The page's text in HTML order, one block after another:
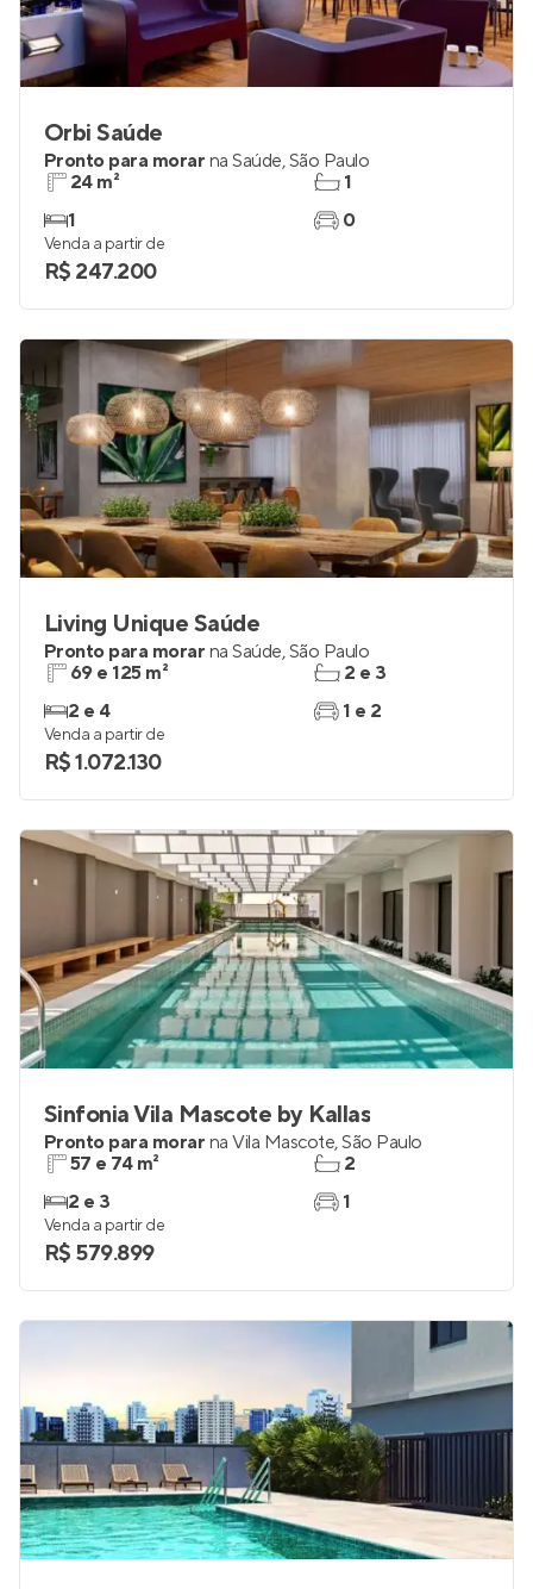
Orbi Saúde
Pronto para morar na Saúde,São Paulo
24 m²
1
1
0
Venda a partir de
R$ 247.200
Living Unique Saúde
Pronto para morar na Saúde,São Paulo
69 e 125 m²
2 e 4
2 e 3
1 e 2
Venda a partir de
R$ 1.072.130
Sinfonia Vila Mascote by Kallas
Pronto para morar na Vila Mascote,São Paulo
57 e 74 m²
2 e 3
2
1
Venda a partir de
R$ 579.899